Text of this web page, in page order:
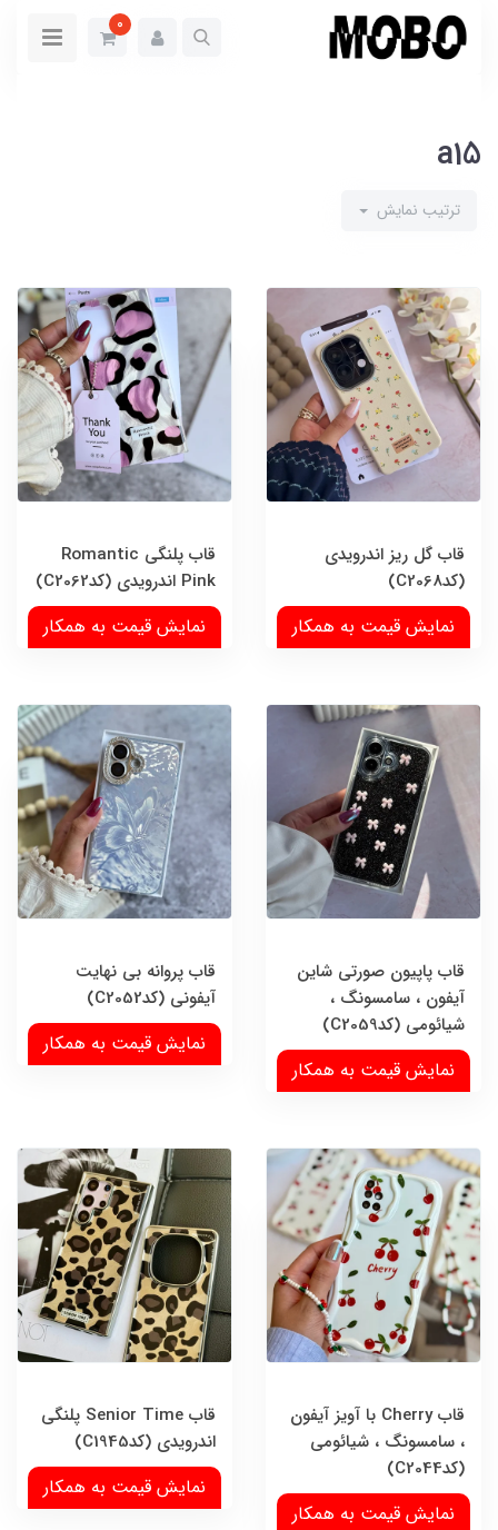
0
a15
ترتیب نمایش
قاب گل ریز اندرویدی
(کدC2068)
نمایش قیمت به همکار
قاب پلنگی Romantic
Pink اندرویدی (کدC2062)
نمایش قیمت به همکار
قاب پاپیون صورتی شاین
آیفون ، سامسونگ ،
شیائومی (کدC2059)
نمایش قیمت به همکار
قاب پروانه بی نهایت
آیفونی (کدC2052)
نمایش قیمت به همکار
قاب Cherry با آویز آیفون
، سامسونگ ، شیائومی
(کدC2044)
نمایش قیمت به همکار
قاب Senior Time پلنگی
اندرویدی (کدC1945)
نمایش قیمت به همکار